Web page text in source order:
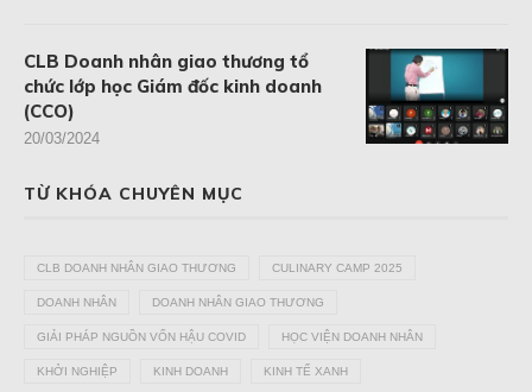
CLB Doanh nhân giao thương tổ
chức lớp học Giám đốc kinh doanh
(CCO)
20/03/2024
TỪ KHÓA CHUYÊN MỤC
CLB DOANH NHÂN GIAO THƯƠNG CULINARY CAMP 2025
DOANH NHÂN DOANH NHÂN GIAO THƯƠNG
GIẢI PHÁP NGUỒN VỐN HẬU COVID HỌC VIỆN DOANH NHÂN
KHỞI NGHIỆP KINH DOANH KINH TẾ XANH